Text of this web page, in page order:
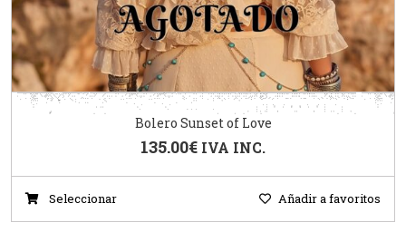
Bolero Sunset of Love
135.00€ IVA INC.
Seleccionar Añadir a favoritos